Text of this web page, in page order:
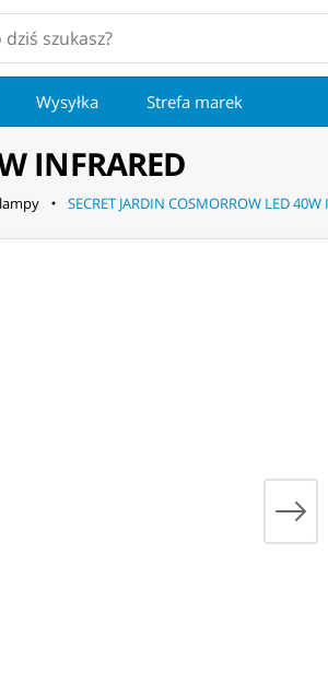
Wysyłka Strefa marek
INFRARED
SECRET JARDIN COSMORROW LED 40W